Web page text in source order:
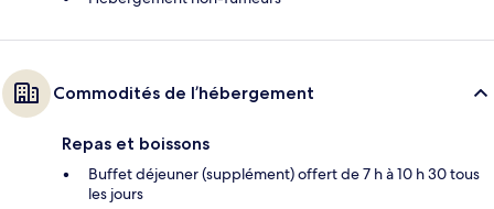
Commodités de l’hébergement
Repas et boissons
Buffet déjeuner (supplément) offert de 7 h à 10 h 30 tous
les jours